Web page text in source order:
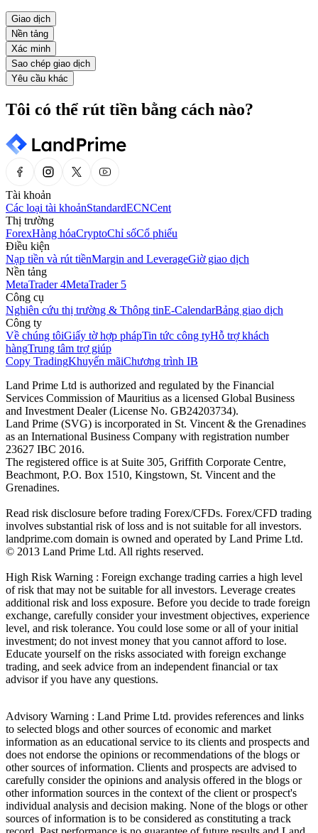
Giao dịch
Nền tảng
Xác minh
Sao chép giao dịch
Yêu cầu khác
Tôi có thể rút tiền bằng cách nào?
Tài khoản
Các loại tài khoảnStandardECNCent
Thị trường
ForexHàng hóaCryptoChỉ sốCổ phiếu
Điều kiện
Nạp tiền và rút tiềnMargin and LeverageGiờ giao dịch
Nền tảng
MetaTrader 4MetaTrader 5
Công cụ
Nghiên cứu thị trường & Thông tinE-CalendarBảng giao dịch
Công ty
Về chúng tôiGiấy tờ hợp phápTin tức công tyHỗ trợ khách
hàngTrung tâm trợ giúp
Copy TradingKhuyến mãiChương trình IB
Land Prime Ltd is authorized and regulated by the Financial
Services Commission of Mauritius as a licensed Global Business
and Investment Dealer (License No. GB24203734).
Land Prime (SVG) is incorporated in St. Vincent & the Grenadines
as an International Business Company with registration number
23627 IBC 2016.
The registered office is at Suite 305, Griffith Corporate Centre,
Beachmont, P.O. Box 1510, Kingstown, St. Vincent and the
Grenadines.
Read risk disclosure before trading Forex/CFDs. Forex/CFD trading
involves substantial risk of loss and is not suitable for all investors.
landprime.com domain is owned and operated by Land Prime Ltd.
© 2013 Land Prime Ltd. All rights reserved.
High Risk Warning : Foreign exchange trading carries a high level
of risk that may not be suitable for all investors. Leverage creates
additional risk and loss exposure. Before you decide to trade foreign
exchange, carefully consider your investment objectives, experience
level, and risk tolerance. You could lose some or all of your initial
investment; do not invest money that you cannot afford to lose.
Educate yourself on the risks associated with foreign exchange
trading, and seek advice from an independent financial or tax
advisor if you have any questions.
Advisory Warning : Land Prime Ltd. provides references and links
to selected blogs and other sources of economic and market
information as an educational service to its clients and prospects and
does not endorse the opinions or recommendations of the blogs or
other sources of information. Clients and prospects are advised to
carefully consider the opinions and analysis offered in the blogs or
other information sources in the context of the client or prospect's
individual analysis and decision making. None of the blogs or other
sources of information is to be considered as constituting a track